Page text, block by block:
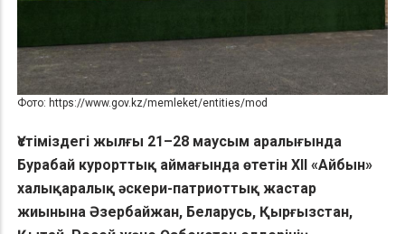
Фото: https://www.gov.kz/memleket/entities/mod
Үстіміздегі жылғы 21–28 маусым аралығында
Бурабай курорттық аймағында өтетін XII «Айбын»
халықаралық әскери-патриоттық жастар
жиынына Әзербайжан, Беларусь, Қырғызстан,